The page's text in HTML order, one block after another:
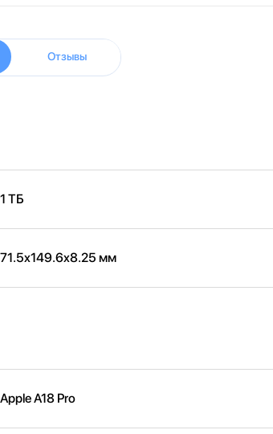
Отзывы
1 ТБ
71.5x149.6x8.25 мм
Apple A18 Pro